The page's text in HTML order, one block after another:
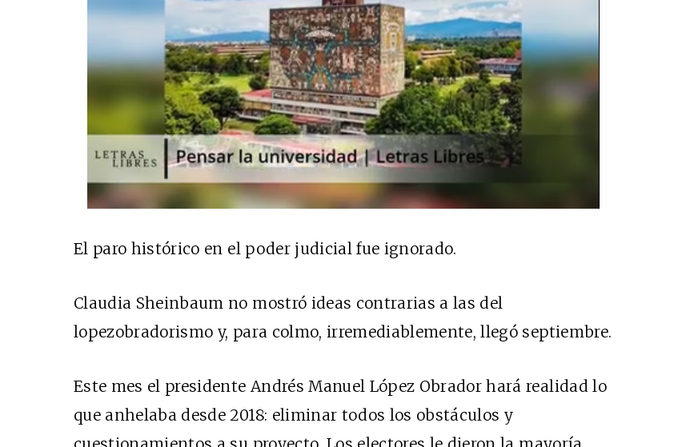
El paro histórico en el poder judicial fue ignorado.
Claudia Sheinbaum no mostró ideas contrarias a las del
lopezobradorismo y, para colmo, irremediablemente, llegó septiembre.
Este mes el presidente Andrés Manuel López Obrador hará realidad lo
que anhelaba desde 2018: eliminar todos los obstáculos y